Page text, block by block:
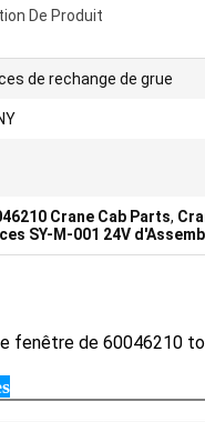
De Produit
de rechange de grue
Crane Cab Parts,
SY-M-001 24V
fenêtre de 60046210